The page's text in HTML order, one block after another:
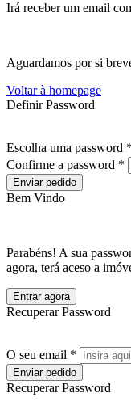
Irá receber um email
Aguardamos por si
Voltar à homepage
Definir Password
Escolha uma password *
Confirme a password *
Enviar pedido
Bem Vindo
Parabéns! A sua
agora, terá aceso a
Entrar agora
Recuperar Password
O seu email *
Enviar pedido
Recuperar Password